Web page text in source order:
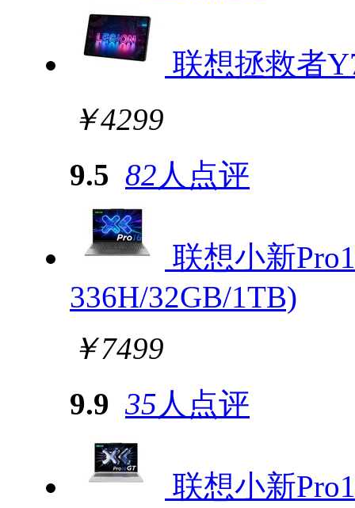
联想拯救者
￥4299
9.5 82人点评
联想小新
336H/32GB/1TB)
￥7499
9.9 35人点评
联想小新